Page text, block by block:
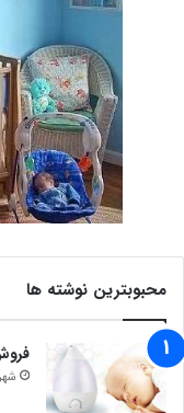
محبوبترین نوشته ها